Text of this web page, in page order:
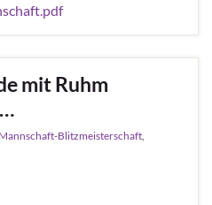
mit Ruhm
Blitzmeisterschaft